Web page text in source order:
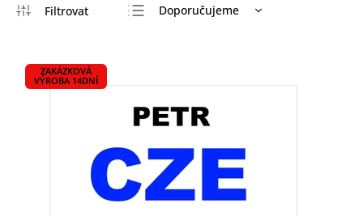
Doporučujeme
Nejprodávanější
Abecedně
ZAKÁZKOVÁ
VÝROBA 14DNÍ